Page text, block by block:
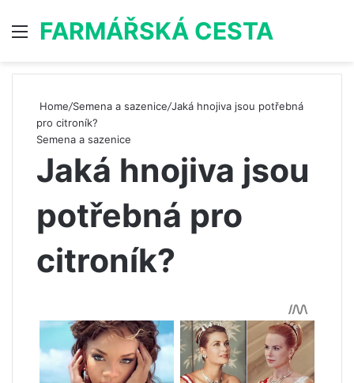
Menu
FARMÁŘSKÁ CESTA
Home/Semena a sazenice/Jaká hnojiva jsou potřebná
pro citroník?
Semena a sazenice
Jaká hnojiva jsou
potřebná pro
citroník?